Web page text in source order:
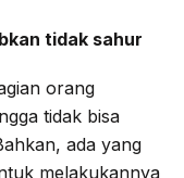
tidak sahur
orang
tidak bisa
ada yang
melakukannya